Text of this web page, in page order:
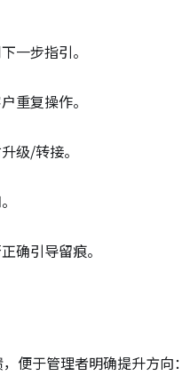
一步指引。
重复操作。
级/转接。
确引导留痕。
便于管理者明确提升方向：